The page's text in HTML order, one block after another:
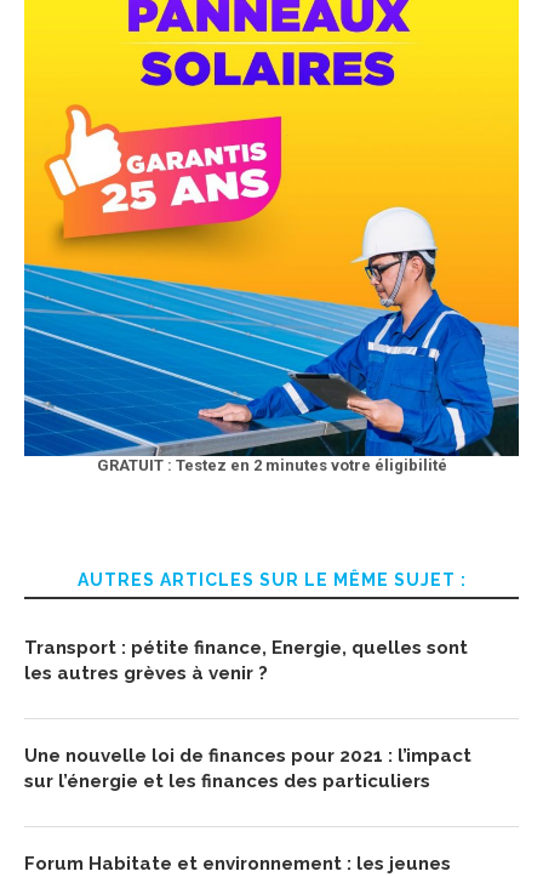
GRATUIT : Testez en 2 minutes votre éligibilité
AUTRES ARTICLES SUR LE MÊME SUJET :
Transport : pétite finance, Energie, quelles sont
les autres grèves à venir ?
Une nouvelle loi de finances pour 2021 : l’impact
sur l’énergie et les finances des particuliers
Forum Habitate et environnement : les jeunes